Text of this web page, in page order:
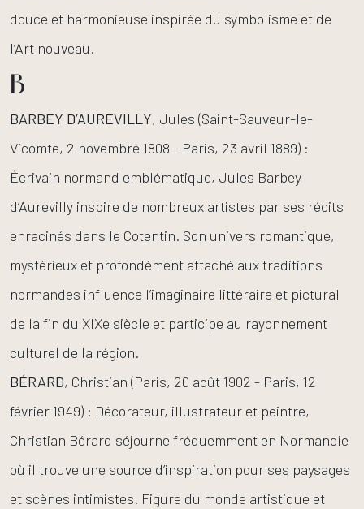
douce et harmonieuse inspirée du symbolisme et de
l’Art nouveau.
B
BARBEY D’AUREVILLY, Jules (Saint-Sauveur-le-
Vicomte, 2 novembre 1808 - Paris, 23 avril 1889) :
Écrivain normand emblématique, Jules Barbey
d’Aurevilly inspire de nombreux artistes par ses récits
enracinés dans le Cotentin. Son univers romantique,
mystérieux et profondément attaché aux traditions
normandes influence l’imaginaire littéraire et pictural
de la fin du XIXe siècle et participe au rayonnement
culturel de la région.
BÉRARD, Christian (Paris, 20 août 1902 - Paris, 12
février 1949) : Décorateur, illustrateur et peintre,
Christian Bérard séjourne fréquemment en Normandie
où il trouve une source d’inspiration pour ses paysages
et scènes intimistes. Figure du monde artistique et